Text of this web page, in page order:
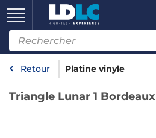
Retour Platine vinyle
Triangle Lunar 1 Bordeaux